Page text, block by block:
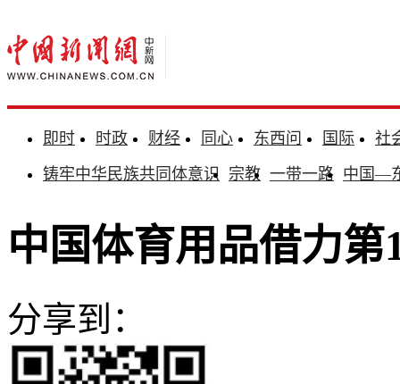
即时 时政 财经 同心 东西问 国际
社
铸牢中华民族共同体意识 宗教 一带一路 中国—
中国体育用品借力
分享到：